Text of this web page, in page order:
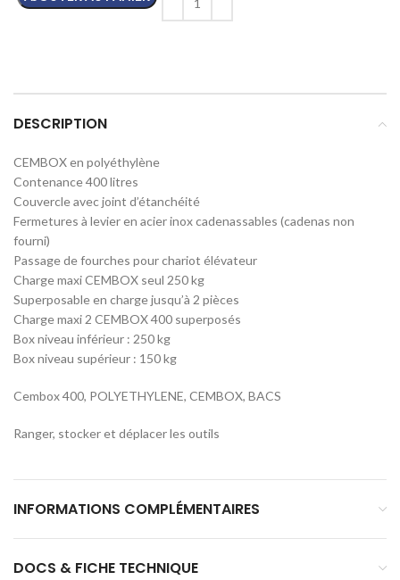
DESCRIPTION
CEMBOX en polyéthylène
Contenance 400 litres
Couvercle avec joint d’étanchéité
Fermetures à levier en acier inox cadenassables (cadenas non
fourni)
Passage de fourches pour chariot élévateur
Charge maxi CEMBOX seul 250 kg
Superposable en charge jusqu’à 2 pièces
Charge maxi 2 CEMBOX 400 superposés
Box niveau inférieur : 250 kg
Box niveau supérieur : 150 kg
Cembox 400, POLYETHYLENE, CEMBOX, BACS
Ranger, stocker et déplacer les outils
INFORMATIONS COMPLÉMENTAIRES
DOCS & FICHE TECHNIQUE